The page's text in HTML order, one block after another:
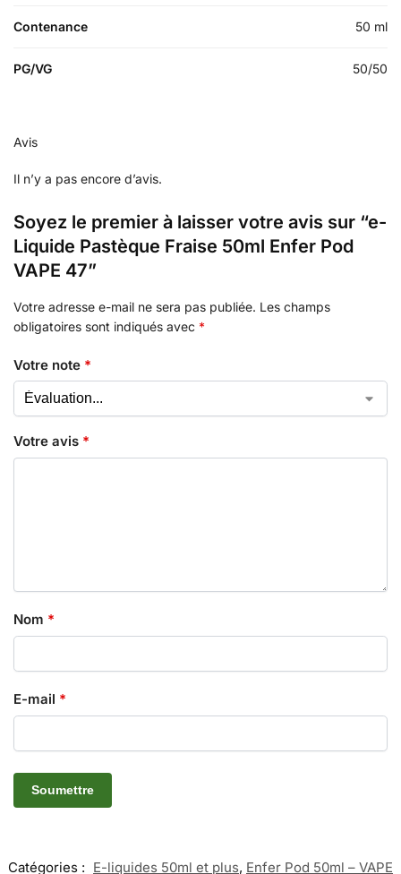
Contenance 50 ml
PG/VG 50/50
Avis
Il n’y a pas encore d’avis.
Soyez le premier à laisser votre avis sur “e-
Liquide Pastèque Fraise 50ml Enfer Pod
VAPE 47”
Votre adresse e-mail ne sera pas publiée. Les champs
obligatoires sont indiqués avec *
Votre note *
Votre avis *
Nom *
E-mail *
Catégories : E-liquides 50ml et plus, Enfer Pod 50ml – VAPE